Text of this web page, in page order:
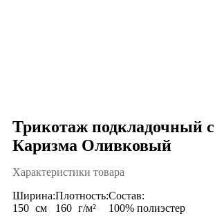
Трикотаж подкладочный
Каризма Оливковый
Характеристики товара
Ширина:
150 см
Плотность:
160 г/м²
Состав:
100% полиэстер